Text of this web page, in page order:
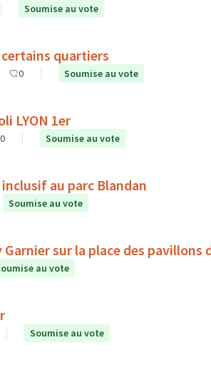
Soumise au vote
certains quartiers
0 Soumise au vote
LYON 1er
0 Soumise au vote
au parc Blandan
Soumise au vote
sur la place des pavillons
au vote
Soumise au vote